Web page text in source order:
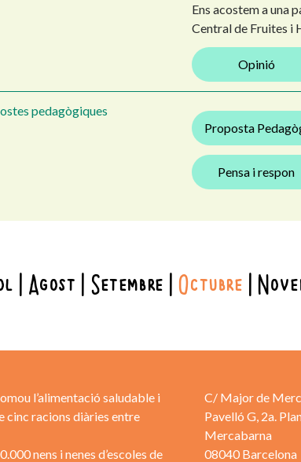
Ens acostem a una
Central de Fruites i
Opinió
pedagògiques
Proposta
Pensa i respon
Agost Setembre Octubre
l’alimentació saludable i
cinc racions diàries entre
nens i nenes d’escoles de
C/ Major de
Pavelló G, 2a.
Mercabarna
08040 Barcelona